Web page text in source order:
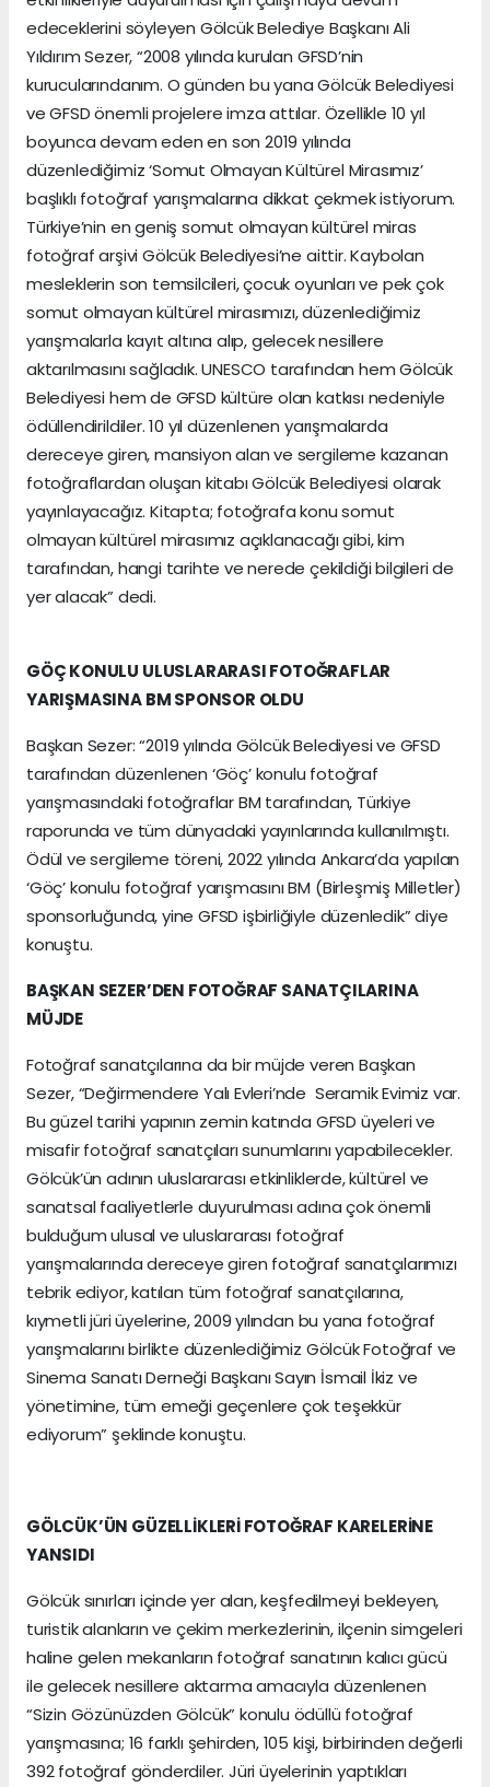
edeceklerini söyleyen Gölcük Belediye Başkanı Ali
Yıldırım Sezer, “2008 yılında kurulan GFSD’nin
kurucularındanım. O günden bu yana Gölcük Belediyesi
ve GFSD önemli projelere imza attılar. Özellikle 10 yıl
boyunca devam eden en son 2019 yılında
düzenlediğimiz ‘Somut Olmayan Kültürel Mirasımız’
başlıklı fotoğraf yarışmalarına dikkat çekmek istiyorum.
Türkiye’nin en geniş somut olmayan kültürel miras
fotoğraf arşivi Gölcük Belediyesi’ne aittir. Kaybolan
mesleklerin son temsilcileri, çocuk oyunları ve pek çok
somut olmayan kültürel mirasımızı, düzenlediğimiz
yarışmalarla kayıt altına alıp, gelecek nesillere
aktarılmasını sağladık. UNESCO tarafından hem Gölcük
Belediyesi hem de GFSD kültüre olan katkısı nedeniyle
ödüllendirildiler. 10 yıl düzenlenen yarışmalarda
dereceye giren, mansiyon alan ve sergileme kazanan
fotoğraflardan oluşan kitabı Gölcük Belediyesi olarak
yayınlayacağız. Kitapta; fotoğrafa konu somut
olmayan kültürel mirasımız açıklanacağı gibi, kim
tarafından, hangi tarihte ve nerede çekildiği bilgileri de
yer alacak” dedi.
GÖÇ KONULU ULUSLARARASI FOTOĞRAFLAR
YARIŞMASINA BM SPONSOR OLDU
Başkan Sezer: “2019 yılında Gölcük Belediyesi ve GFSD
tarafından düzenlenen ‘Göç’ konulu fotoğraf
yarışmasındaki fotoğraflar BM tarafından, Türkiye
raporunda ve tüm dünyadaki yayınlarında kullanılmıştı.
Ödül ve sergileme töreni, 2022 yılında Ankara’da yapılan
‘Göç’ konulu fotoğraf yarışmasını BM (Birleşmiş Milletler)
sponsorluğunda, yine GFSD işbirliğiyle düzenledik” diye
konuştu.
BAŞKAN SEZER’DEN FOTOĞRAF SANATÇILARINA
MÜJDE
Fotoğraf sanatçılarına da bir müjde veren Başkan
Sezer, “Değirmendere Yalı Evleri’nde Seramik Evimiz var.
Bu güzel tarihi yapının zemin katında GFSD üyeleri ve
misafir fotoğraf sanatçıları sunumlarını yapabilecekler.
Gölcük’ün adının uluslararası etkinliklerde, kültürel ve
sanatsal faaliyetlerle duyurulması adına çok önemli
bulduğum ulusal ve uluslararası fotoğraf
yarışmalarında dereceye giren fotoğraf sanatçılarımızı
tebrik ediyor, katılan tüm fotoğraf sanatçılarına,
kıymetli jüri üyelerine, 2009 yılından bu yana fotoğraf
yarışmalarını birlikte düzenlediğimiz Gölcük Fotoğraf ve
Sinema Sanatı Derneği Başkanı Sayın İsmail İkiz ve
yönetimine, tüm emeği geçenlere çok teşekkür
ediyorum” şeklinde konuştu.
GÖLCÜK’ÜN GÜZELLİKLERİ FOTOĞRAF KARELERİNE
YANSIDI
Gölcük sınırları içinde yer alan, keşfedilmeyi bekleyen,
turistik alanların ve çekim merkezlerinin, ilçenin simgeleri
haline gelen mekanların fotoğraf sanatının kalıcı gücü
ile gelecek nesillere aktarma amacıyla düzenlenen
“Sizin Gözünüzden Gölcük” konulu ödüllü fotoğraf
yarışmasına; 16 farklı şehirden, 105 kişi, birbirinden değerli
392 fotoğraf gönderdiler. Jüri üyelerinin yaptıkları